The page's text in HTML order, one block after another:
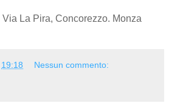
La Pira, Concorezzo. Monza
19:18 Nessun commento: